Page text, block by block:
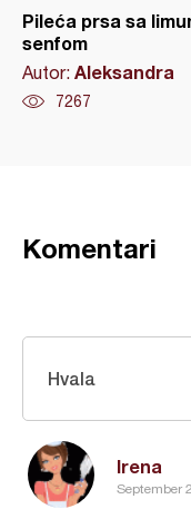
Pileća prsa sa
senfom
Autor: Aleksandra
7267
Komentari
Irena
September
Hvala